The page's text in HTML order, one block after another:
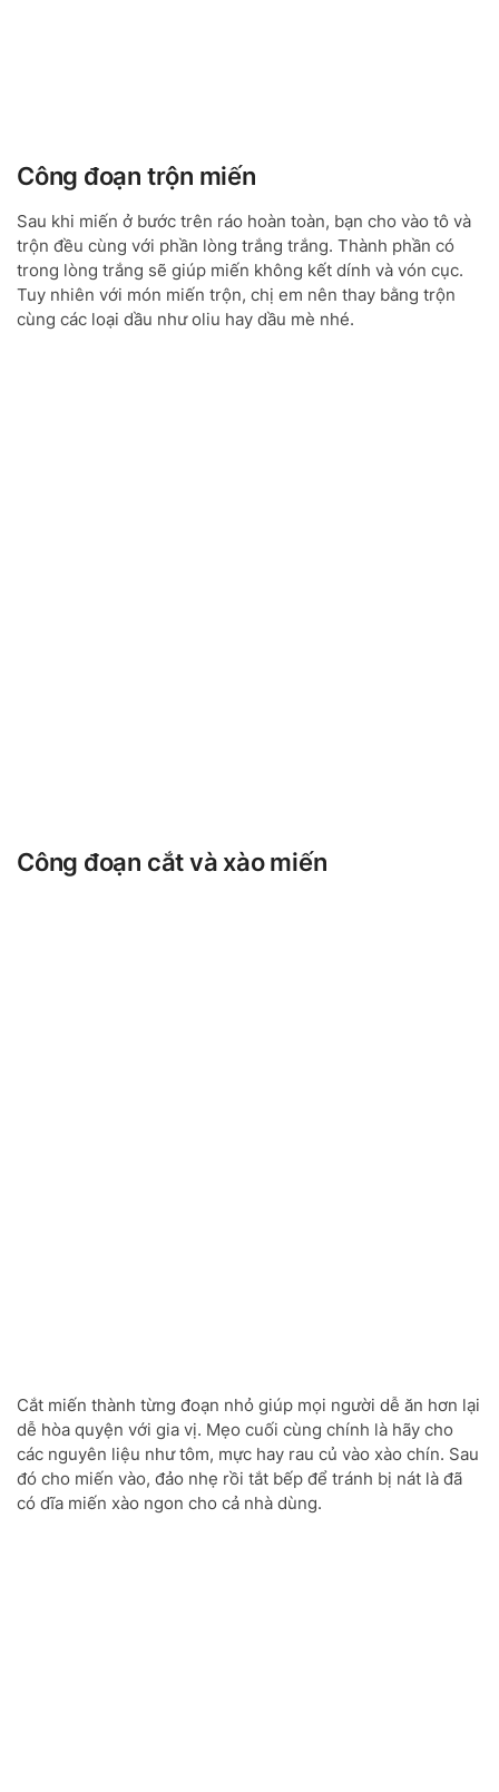
Công đoạn trộn miến
Sau khi miến ở bước trên ráo hoàn toàn, bạn cho vào tô và
trộn đều cùng với phần lòng trắng trắng. Thành phần có
trong lòng trắng sẽ giúp miến không kết dính và vón cục.
Tuy nhiên với món miến trộn, chị em nên thay bằng trộn
cùng các loại dầu như oliu hay dầu mè nhé.
Công đoạn cắt và xào miến
Cắt miến thành từng đoạn nhỏ giúp mọi người dễ ăn hơn lại
dễ hòa quyện với gia vị. Mẹo cuối cùng chính là hãy cho
các nguyên liệu như tôm, mực hay rau củ vào xào chín. Sau
đó cho miến vào, đảo nhẹ rồi tắt bếp để tránh bị nát là đã
có dĩa miến xào ngon cho cả nhà dùng.